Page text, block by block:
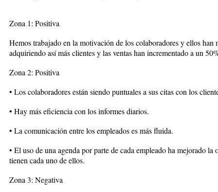
Zona 1: Positiva
Hemos trabajado en la motivación de los colaboradores y ellos
adquiriendo así más clientes y las ventas han incrementado a un
Zona 2: Positiva
• Los colaboradores están siendo puntuales a sus citas con los
• Hay más eficiencia con los informes diarios.
• La comunicación entre los empleados es más fluida.
• El uso de una agenda por parte de cada empleado ha mejorado
tienen cada uno de ellos.
Zona 3: Negativa